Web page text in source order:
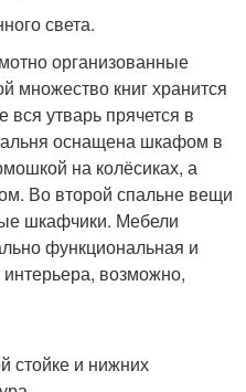
света.
организованные
множество книг хранится
вся утварь прячется в
оснащена шкафом в
на колёсиках, а
Во второй спальне вещи
шкафчики. Мебели
функциональная и
возможно,
стойке и нижних